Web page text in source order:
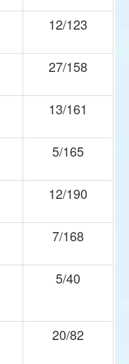
12/123
27/158
13/161
5/165
12/190
7/168
5/40
20/82